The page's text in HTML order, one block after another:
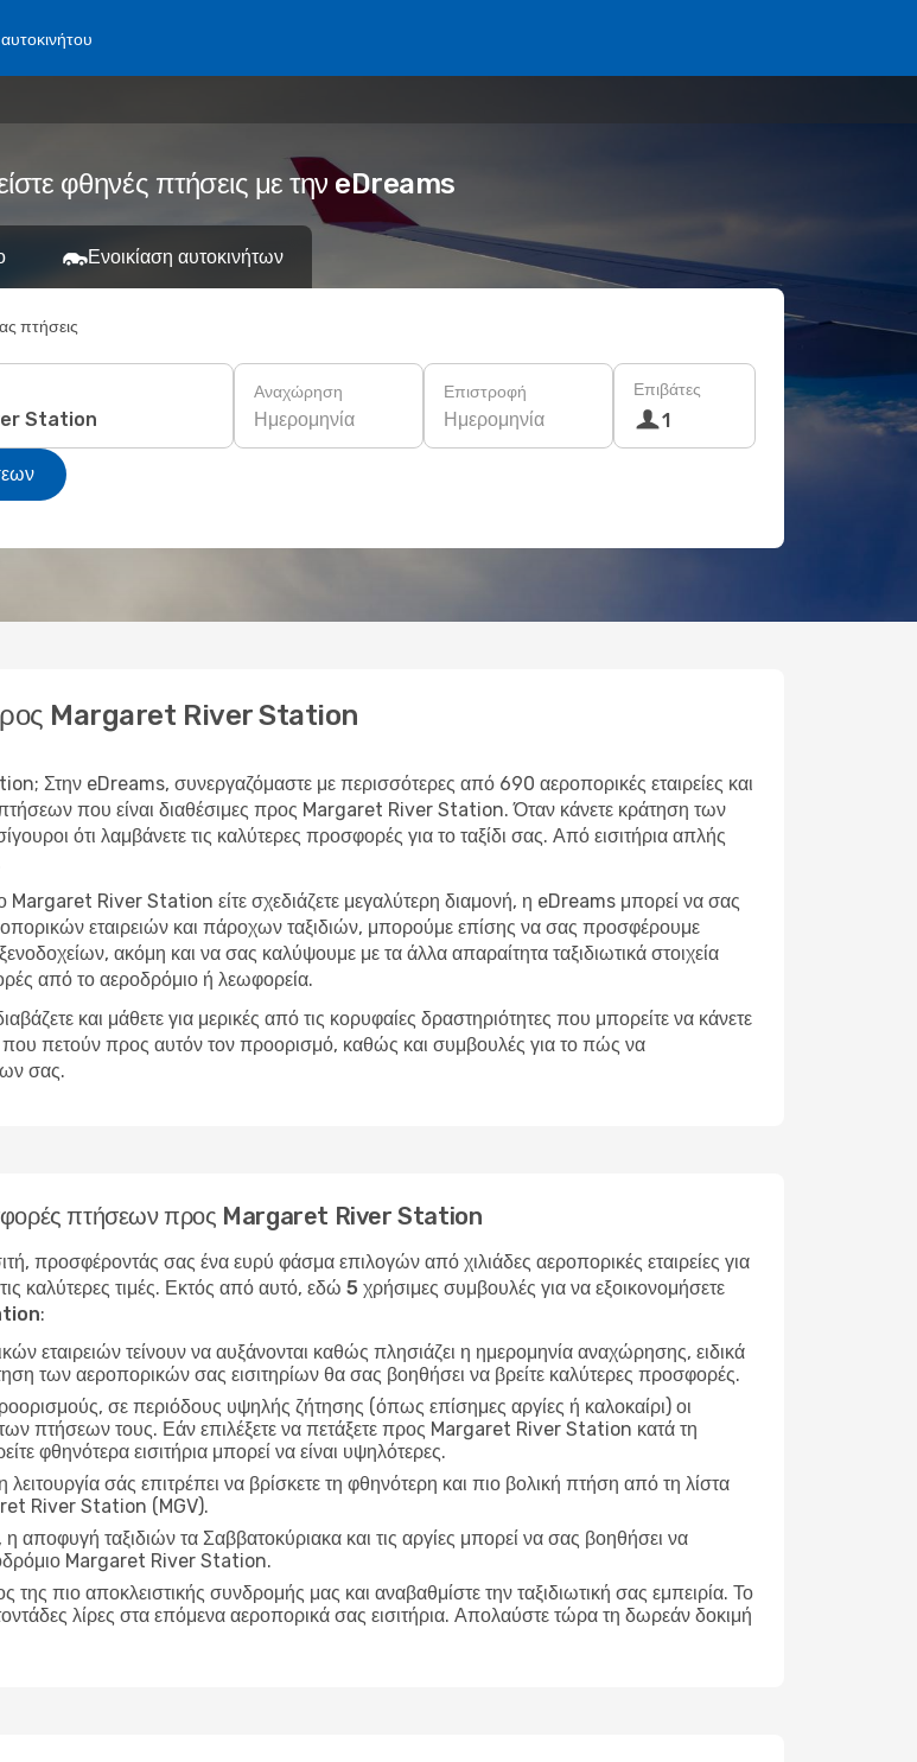
φθηνές πτήσεις με την eDreams
Ενοικίαση αυτοκινήτων
πτήσεις
Αναχώρηση
Ημερομηνία
Επιστροφή
Ημερομηνία
Επιβάτες
1
Margaret River Station
Στην eDreams, συνεργαζόμαστε με περισσότερες από 690 αεροπορικές εταιρείες και
που είναι διαθέσιμες προς Margaret River Station. Όταν κάνετε κράτηση των
ότι λαμβάνετε τις καλύτερες προσφορές για το ταξίδι σας. Από εισιτήρια απλής
Margaret River Station είτε σχεδιάζετε μεγαλύτερη διαμονή, η eDreams μπορεί να σας
εταιρειών και πάροχων ταξιδιών, μπορούμε επίσης να σας προσφέρουμε
ακόμη και να σας καλύψουμε με τα άλλα απαραίτητα ταξιδιωτικά στοιχεία
από το αεροδρόμιο ή λεωφορεία.
και μάθετε για μερικές από τις κορυφαίες δραστηριότητες που μπορείτε να κάνετε
πετούν προς αυτόν τον προορισμό, καθώς και συμβουλές για το πώς να
σας.
πτήσεων προς Margaret River Station
προσφέροντάς σας ένα ευρύ φάσμα επιλογών από χιλιάδες αεροπορικές εταιρείες για
καλύτερες τιμές. Εκτός από αυτό, εδώ 5 χρήσιμες συμβουλές για να εξοικονομήσετε
:
εταιρειών τείνουν να αυξάνονται καθώς πλησιάζει η ημερομηνία αναχώρησης, ειδικά
των αεροπορικών σας εισιτηρίων θα σας βοηθήσει να βρείτε καλύτερες προσφορές.
σε περιόδους υψηλής ζήτησης (όπως επίσημες αργίες ή καλοκαίρι) οι
πτήσεων τους. Εάν επιλέξετε να πετάξετε προς Margaret River Station κατά τη
φθηνότερα εισιτήρια μπορεί να είναι υψηλότερες.
λειτουργία σάς επιτρέπει να βρίσκετε τη φθηνότερη και πιο βολική πτήση από τη λίστα
River Station (MGV).
η αποφυγή ταξιδιών τα Σαββατοκύριακα και τις αργίες μπορεί να σας βοηθήσει να
Margaret River Station.
της πιο αποκλειστικής συνδρομής μας και αναβαθμίστε την ταξιδιωτική σας εμπειρία. Το
λίρες στα επόμενα αεροπορικά σας εισιτήρια. Απολαύστε τώρα τη δωρεάν δοκιμή